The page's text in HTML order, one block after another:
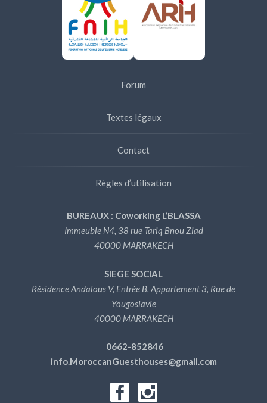
Forum
Textes légaux
Contact
Règles d’utilisation
BUREAUX : Coworking L’BLASSA
Immeuble N4, 38 rue Tariq Bnou Ziad
40000 MARRAKECH
SIEGE SOCIAL
Résidence Andalous V, Entrée B, Appartement 3, Rue de
Yougoslavie
40000 MARRAKECH
0662-852846
info.MoroccanGuesthouses@gmail.com